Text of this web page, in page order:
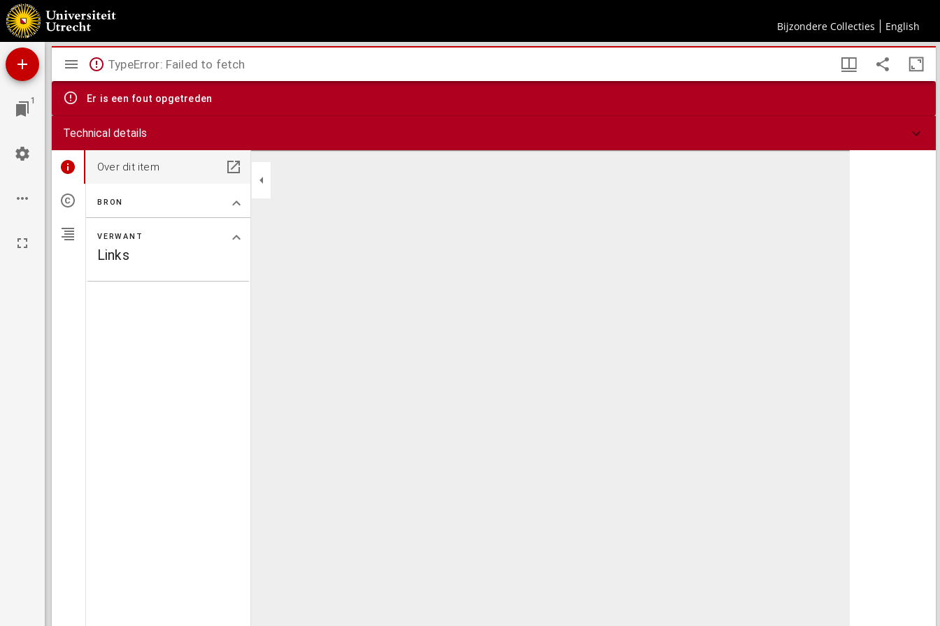
Bijzondere Collecties English
Bijdrage tot de kennis der monocyclische sesquiterpenen.
1
Mirador
viewer
TypeError: Failed to fetch
Er is een fout opgetreden
Technical details
Over dit item
BRON
VERWANT
Links